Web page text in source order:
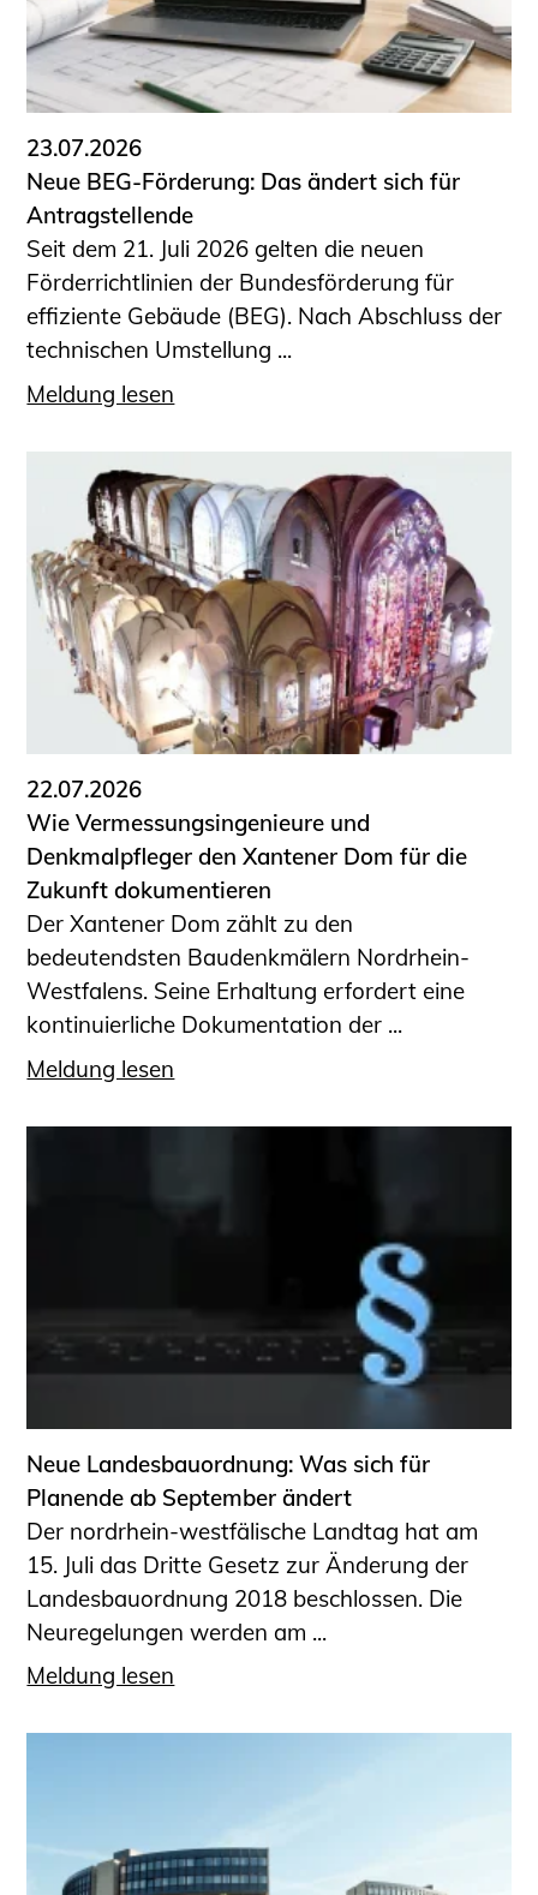
23.07.2026
Neue BEG-Förderung: Das ändert sich für
Antragstellende
Seit dem 21. Juli 2026 gelten die neuen
Förderrichtlinien der Bundesförderung für
effiziente Gebäude (BEG). Nach Abschluss der
technischen Umstellung ...
Meldung lesen
22.07.2026
Wie Vermessungsingenieure und
Denkmalpfleger den Xantener Dom für die
Zukunft dokumentieren
Der Xantener Dom zählt zu den
bedeutendsten Baudenkmälern Nordrhein-
Westfalens. Seine Erhaltung erfordert eine
kontinuierliche Dokumentation der ...
Meldung lesen
Neue Landesbauordnung: Was sich für
Planende ab September ändert
Der nordrhein-westfälische Landtag hat am
15. Juli das Dritte Gesetz zur Änderung der
Landesbauordnung 2018 beschlossen. Die
Neuregelungen werden am ...
Meldung lesen